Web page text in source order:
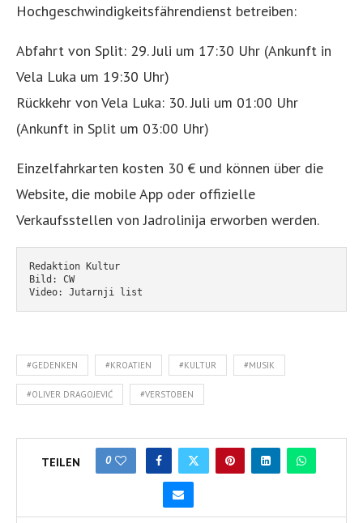
Hochgeschwindigkeitsfährendienst betreiben:
Abfahrt von Split: 29. Juli um 17:30 Uhr (Ankunft in
Vela Luka um 19:30 Uhr)
Rückkehr von Vela Luka: 30. Juli um 01:00 Uhr
(Ankunft in Split um 03:00 Uhr)
Einzelfahrkarten kosten 30 € und können über die
Website, die mobile App oder offizielle
Verkaufsstellen von Jadrolinija erworben werden.
Redaktion Kultur
Bild: CW
Video: Jutarnji list
#GEDENKEN #KROATIEN #KULTUR #MUSIK
#OLIVER DRAGOJEVIĆ #VERSTOBEN
TEILEN 0